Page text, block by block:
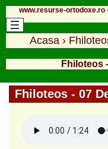
www.resurse-ortodoxe.ro
Acasa ›
Fhiloteos
Fhiloteos - 07